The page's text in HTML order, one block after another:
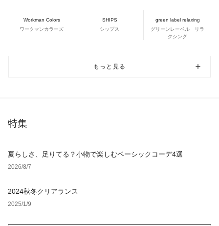
Workman Colors
ワークマンカラーズ
SHIPS
シップス
green label relaxing
グリーンレーベル リラ
クシング
もっと見る
特集
夏らしさ、足りてる？小物で楽しむベーシックコーデ4選
2026/8/7
2024秋冬クリアランス
2025/1/9